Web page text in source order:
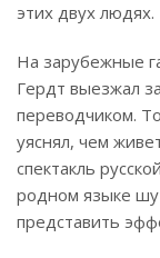
этих двух людях.
На зарубежные
Гердт выезжал
переводчиком.
уяснял, чем
спектакль
родном языке
представить